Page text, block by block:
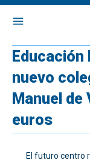
nuevo
Manuel de
euros
El futuro centro